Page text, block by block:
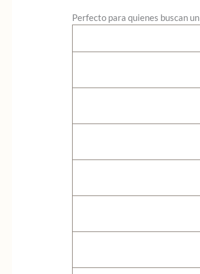
Perfecto para quienes buscan un